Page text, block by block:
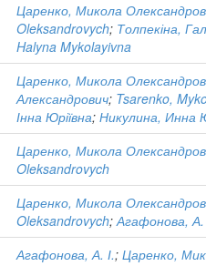
Царенко, Микола
Oleksandrovych; Толпекіна,
Halyna Mykolayivna
Царенко, Микола
Александрович; Tsarenko,
Інна Юріївна; Никулина, Инна
Царенко, Микола
Oleksandrovych
Царенко, Микола
Oleksandrovych;Агафонова, А.
Агафонова, А. І.; Царенко,